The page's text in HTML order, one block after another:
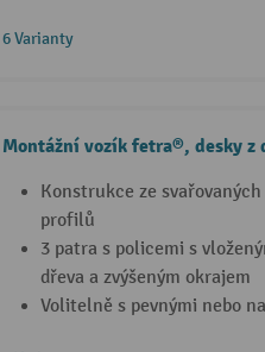
6 Varianty
Montážní vozík fetra®, desky z
Konstrukce ze
profilů
3 patra s policemi s
dřeva a zvýšeným okrajem
Volitelně s pevnými nebo